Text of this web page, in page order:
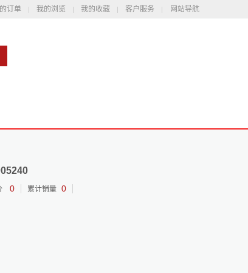
订单 我的浏览 我的收藏 客户服务 网站导航
0 累计销量 0